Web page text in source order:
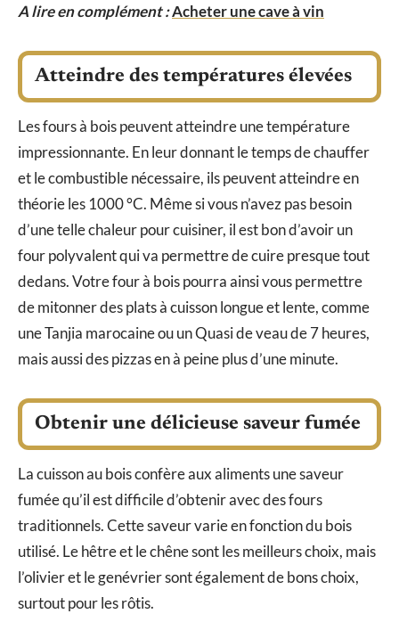
A lire en complément :Acheter une cave à vin
Atteindre des températures élevées
Les fours à bois peuvent atteindre une température
impressionnante. En leur donnant le temps de chauffer
et le combustible nécessaire, ils peuvent atteindre en
théorie les 1000 °C. Même si vous n’avez pas besoin
d’une telle chaleur pour cuisiner, il est bon d’avoir un
four polyvalent qui va permettre de cuire presque tout
dedans. Votre four à bois pourra ainsi vous permettre
de mitonner des plats à cuisson longue et lente, comme
une Tanjia marocaine ou un Quasi de veau de 7 heures,
mais aussi des pizzas en à peine plus d’une minute.
Obtenir une délicieuse saveur fumée
La cuisson au bois confère aux aliments une saveur
fumée qu’il est difficile d’obtenir avec des fours
traditionnels. Cette saveur varie en fonction du bois
utilisé. Le hêtre et le chêne sont les meilleurs choix, mais
l’olivier et le genévrier sont également de bons choix,
surtout pour les rôtis.